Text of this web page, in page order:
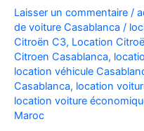
Louer
Facilement
Laisser un commentaire /
de voiture Casablanca /
Citroën C3, Location
Citroen Casablanca,
location véhicule
Casablanca, location
location voiture
Maroc